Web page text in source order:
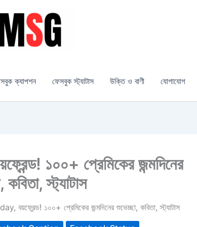
ক্যাপশন ফেসবুক স্ট্যাটাস উক্তি ও বাণী যোগাযোগ
১০০+ প্রেমিকের জন্মদিনের
কবিতা, স্ট্যাটাস
১০০+ প্রেমিকের জন্মদিনের শুভেচ্ছা, কবিতা, স্ট্যাটাস